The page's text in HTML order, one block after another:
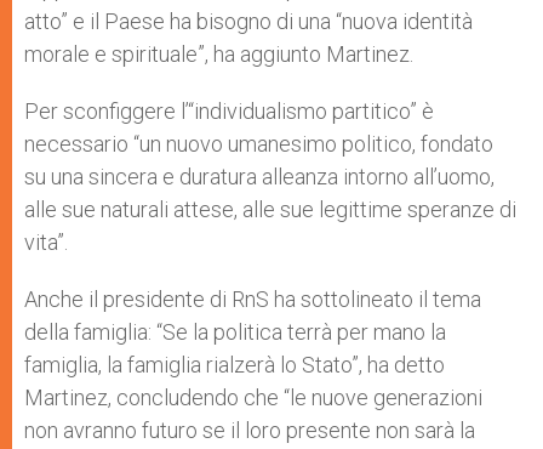
atto” e il Paese ha bisogno di una “nuova identità
morale e spirituale”, ha aggiunto Martinez.
Per sconfiggere l’“individualismo partitico” è
necessario “un nuovo umanesimo politico, fondato
su una sincera e duratura alleanza intorno all’uomo,
alle sue naturali attese, alle sue legittime speranze di
vita”.
Anche il presidente di RnS ha sottolineato il tema
della famiglia: “Se la politica terrà per mano la
famiglia, la famiglia rialzerà lo Stato”, ha detto
Martinez, concludendo che “le nuove generazioni
non avranno futuro se il loro presente non sarà la